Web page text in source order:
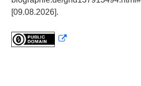
[09.08.2026].